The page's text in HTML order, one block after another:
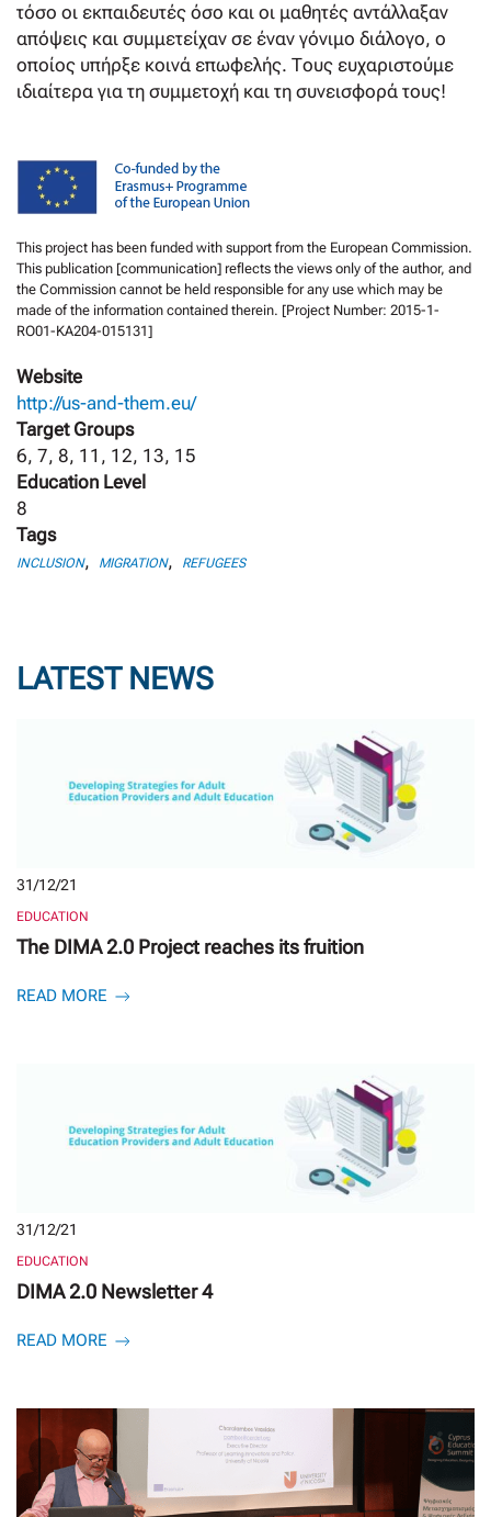
τόσο οι εκπαιδευτές όσο και οι μαθητές αντάλλαξαν
απόψεις και συμμετείχαν σε έναν γόνιμο διάλογο, ο
οποίος υπήρξε κοινά επωφελής. Τους ευχαριστούμε
ιδιαίτερα για τη συμμετοχή και τη συνεισφορά τους!
This project has been funded with support from the European Commission.
This publication [communication] reflects the views only of the author, and
the Commission cannot be held responsible for any use which may be
made of the information contained therein. [Project Number: 2015-1-
RO01-KA204-015131]
Website
http://us-and-them.eu/
Target Groups
6, 7, 8, 11, 12, 13, 15
Education Level
8
Tags
INCLUSION, MIGRATION, REFUGEES
LATEST NEWS
31/12/21
EDUCATION
The DIMA 2.0 Project reaches its fruition
READ MORE
31/12/21
EDUCATION
DIMA 2.0 Newsletter 4
READ MORE